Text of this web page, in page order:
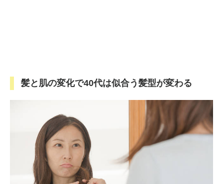
髪と肌の変化で40代は似合う髪型が変わる